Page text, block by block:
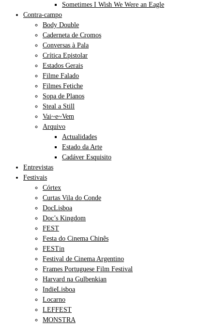
Sometimes I Wish We Were an Eagle
Contra-campo
Body Double
Caderneta de Cromos
Conversas à Pala
Crítica Epistolar
Estados Gerais
Filme Falado
Filmes Fetiche
Sopa de Planos
Steal a Still
Vai~e~Vem
Arquivo
Actualidades
Estado da Arte
Cadáver Esquisito
Entrevistas
Festivais
Córtex
Curtas Vila do Conde
DocLisboa
Doc’s Kingdom
FEST
Festa do Cinema Chinês
FESTin
Festival de Cinema Argentino
Frames Portuguese Film Festival
Harvard na Gulbenkian
IndieLisboa
Locarno
LEFFEST
MONSTRA